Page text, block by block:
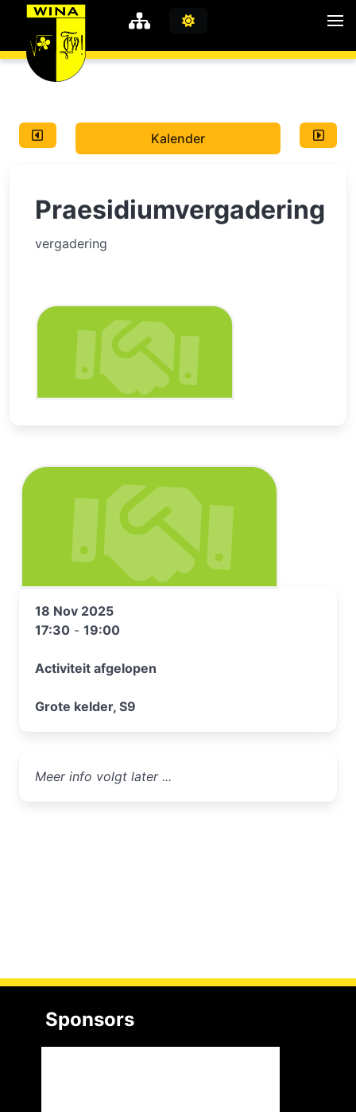
WiNA MyWiNA
Schachten
Kalender
Praesidiumvergadering
vergadering
18 Nov 2025
17:30 - 19:00
Activiteit afgelopen
Grote kelder, S9
Meer info volgt later ...
Sponsors